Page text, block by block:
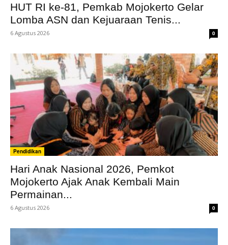
HUT RI ke-81, Pemkab Mojokerto Gelar
Lomba ASN dan Kejuaraan Tenis...
6 Agustus 2026 0
Pendidikan
Hari Anak Nasional 2026, Pemkot
Mojokerto Ajak Anak Kembali Main
Permainan...
6 Agustus 2026 0